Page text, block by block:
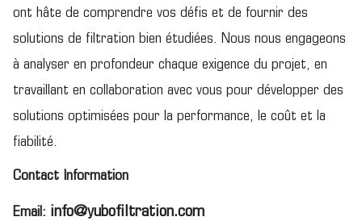
ont hâte de comprendre vos défis et de fournir des
solutions de filtration bien étudiées. Nous nous engageons
à analyser en profondeur chaque exigence du projet, en
travaillant en collaboration avec vous pour développer des
solutions optimisées pour la performance, le coût et la
fiabilité.
Contact Information
Email: info@yubofiltration.com